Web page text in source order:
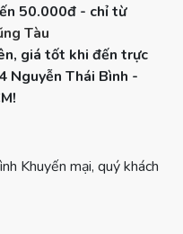
50.000đ - chỉ từ
Tàu
giá tốt khi đến trực
Nguyễn Thái Bình -
Khuyến mại, quý khách